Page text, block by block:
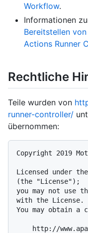
Workflow.
Informationen
Bereitstellen
Actions Runner
Rechtliche
Teile wurden von
runner-controller/
übernommen:
Copyright 2019
Licensed under
(the "License");
you may not use
with the License.
You may obtain a